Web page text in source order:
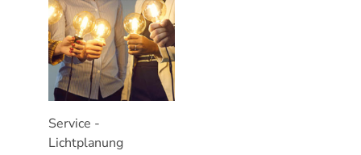
Service -
Lichtplanung